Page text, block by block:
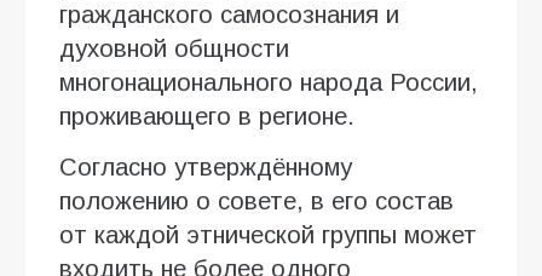
гражданского самосознания и
духовной общности
многонационального народа России,
проживающего в регионе.
Согласно утверждённому
положению о совете, в его состав
от каждой этнической группы может
входить не более одного